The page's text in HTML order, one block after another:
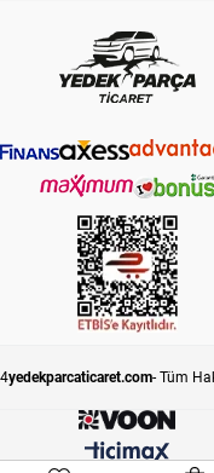
yedekparcaticaret.com- Tüm